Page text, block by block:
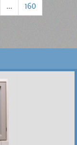
…
160